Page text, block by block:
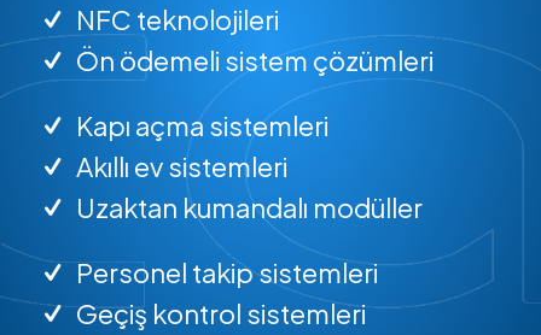
NFC teknolojileri
Ön ödemeli sistem çözümleri
Kapı açma sistemleri
Akıllı ev sistemleri
Uzaktan kumandalı modüller
Personel takip sistemleri
Geçiş kontrol sistemleri